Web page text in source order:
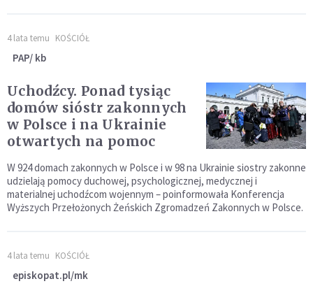
4 lata temu KOŚCIÓŁ
PAP/ kb
Uchodźcy. Ponad tysiąc
domów sióstr zakonnych
w Polsce i na Ukrainie
otwartych na pomoc
W 924 domach zakonnych w Polsce i w 98 na Ukrainie siostry zakonne
udzielają pomocy duchowej, psychologicznej, medycznej i
materialnej uchodźcom wojennym – poinformowała Konferencja
Wyższych Przełożonych Żeńskich Zgromadzeń Zakonnych w Polsce.
4 lata temu KOŚCIÓŁ
episkopat.pl/mk